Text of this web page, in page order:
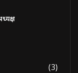
(3)